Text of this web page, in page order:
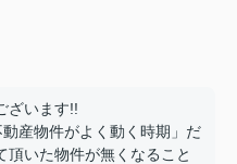
ざいます!!
産物件がよく動く時期」だ
頂いた物件が無くなること